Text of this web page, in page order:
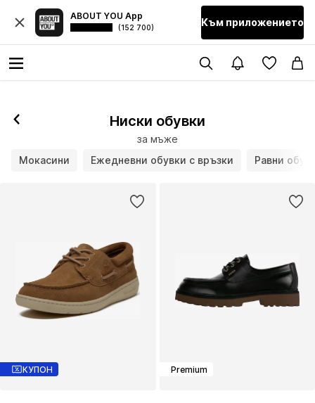
ABOUT YOU App
(152 700) Към приложението
Ниски обувки
за мъже
Мокасини
Ежедневни обувки с връзки Равни
КУПОН Premium